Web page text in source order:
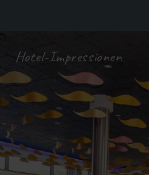
Hotel-Impressionen